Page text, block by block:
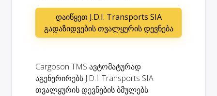
დაიწყეთ J.D.I. Transports SIA
გადაზიდვების თვალყურის დევნება
Cargoson TMS ავტომატურად
აგენერირებს J.D.I. Transports SIA
თვალყურის დევნების ბმულებს.